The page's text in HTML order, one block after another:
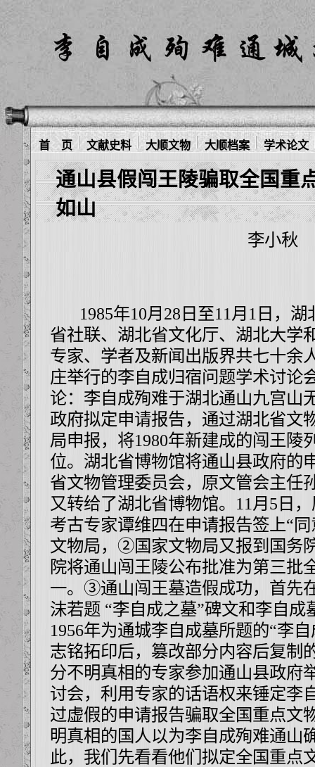
首 页 文献史料 大顺文物 大顺档案 学术论文
通山县假闯王陵骗取全国重
如山
李小秋
1985年10月28日至11月1日，湖
省社联、湖北省文化厅、湖北大学
专家、学者及新闻出版界共七十余
庄举行的李自成归宿问题学术讨论
论：李自成殉难于湖北通山九宫
政府拟定申请报告，通过湖北省文
局申报，将1980年新建成的闯王陵
位。湖北省博物馆将通山县政府的
省文物管理委员会，原文管会主任
又转给了湖北省博物馆。11月5日
考古专家谭维四在申请报告签上“
文物局，②国家文物局又报到国务
院将通山闯王陵公布批准为第三批
一。③通山闯王墓造假成功，首先
沫若题 “李自成之墓”碑文和李自
1956年为通城李自成墓所题的“李
志铭拓印后，篡改部分内容后复
分不明真相的专家参加通山县政府
讨会，利用专家的话语权来锤定李
过虚假的申请报告骗取全国重点文
明真相的国人以为李自成殉难通山
此，我们先看看他们拟定全国重点